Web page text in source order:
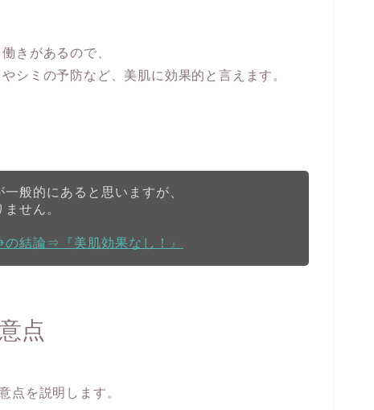
きがあるので、
シミの予防など、美肌に効果的と言えます。
般的にあると思いますが、
せん。
結論⇒『美肌効果なし！』
点
点を説明します。